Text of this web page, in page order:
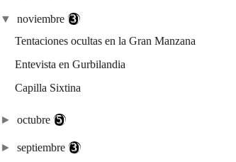
▼noviembre(3)
Tentaciones ocultas en la Gran Manzana
Entevista en Gurbilandia
Capilla Sixtina
►octubre(5)
►septiembre(3)